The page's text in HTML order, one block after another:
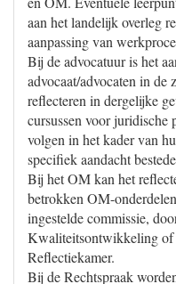
aan het landelijk overleg
aanpassing van
Bij de advocatuur is het
advocaat/advocaten in de
reflecteren in dergelijke
cursussen voor juridische
volgen in het kader van
specifiek aandacht
Bij het OM kan het
betrokken OM-
ingestelde commissie,
Kwaliteitsontwikkeling of
Reflectiekamer.
Bij de Rechtspraak